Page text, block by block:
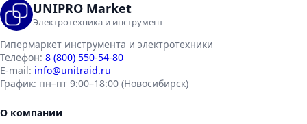
UNIPRO Market
Электротехника и инструмент
Гипермаркет инструмента и электротехники
Телефон: 8 (800) 550-54-80
E-mail: info@unitraid.ru
График: пн–пт 9:00–18:00 (Новосибирск)
О компании